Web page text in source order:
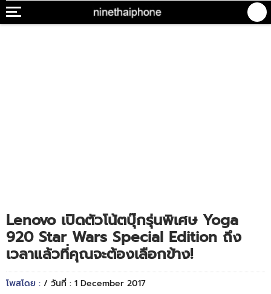
Lenovo เปิดตัวโน้ตบุ๊กรุ่นพิเศษ Yoga
920 Star Wars Special Edition ถึง
เวลาแล้วที่คุณจะต้องเลือกข้าง!
โพสโดย : / วันที่ : 1 December 2017